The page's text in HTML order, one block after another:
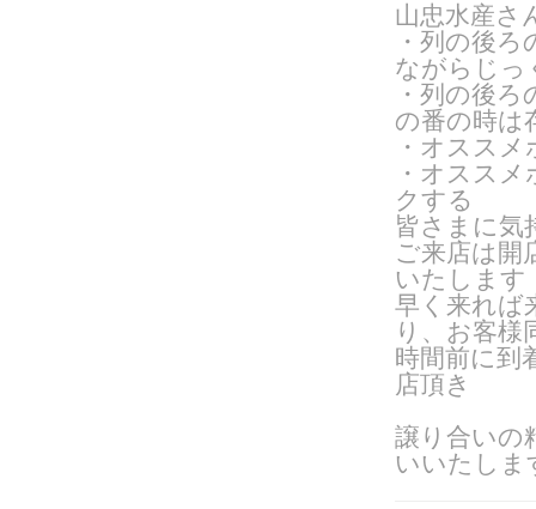
山忠水産さ
・列の後
ながらじっ
・列の後
の番の時は
・オスス
・オスス
クする
皆さまに気
ご来店は開
いたします
早く来れば
り、お客様
時間前に到
店頂き
譲り合いの
いいたしま